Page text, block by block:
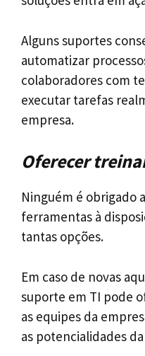
Alguns suportes
automatizar
colaboradores com
executar tarefas
empresa.
Oferecer
Ninguém é obrigado
ferramentas à
tantas opções.
Em caso de novas
suporte em TI pode
as equipes da
as potencialidades